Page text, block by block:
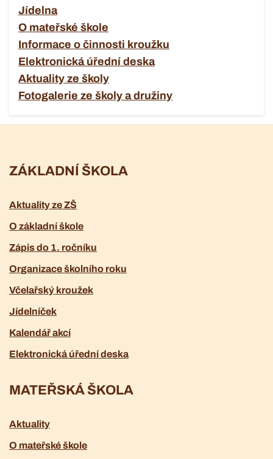
Jídelna
O mateřské škole
Informace o činnosti kroužku
Elektronická úřední deska
Aktuality ze školy
Fotogalerie ze školy a družiny
ZÁKLADNÍ ŠKOLA
Aktuality ze ZŠ
O základní škole
Zápis do 1. ročníku
Organizace školního roku
Včelařský kroužek
Jídelníček
Kalendář akcí
Elektronická úřední deska
MATEŘSKÁ ŠKOLA
Aktuality
O mateřské škole